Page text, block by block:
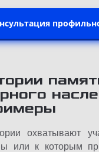
охватывают
или к которым